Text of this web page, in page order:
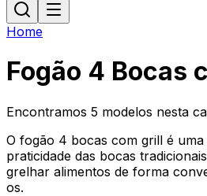
Home
Fogão 4 Bocas
Encontramos 5 modelos nesta
O fogão 4 bocas com grill é
praticidade das bocas
grelhar alimentos de forma
os.